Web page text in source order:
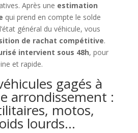
Après une estimation
qui prend en compte le solde
général du véhicule, vous
de rachat compétitive.
intervient sous 48h, pour
et rapide.
gagés à
arrondissement :
motos,
lourds…